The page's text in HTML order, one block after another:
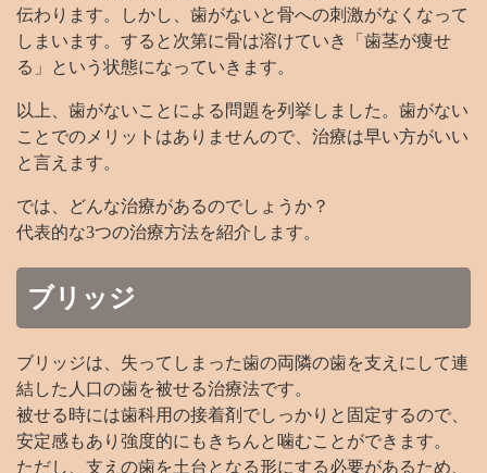
伝わります。しかし、歯がないと骨への刺激がなくなって
しまいます。すると次第に骨は溶けていき「歯茎が痩せ
る」という状態になっていきます。
以上、歯がないことによる問題を列挙しました。歯がない
ことでのメリットはありませんので、治療は早い方がいい
と言えます。
では、どんな治療があるのでしょうか？
代表的な3つの治療方法を紹介します。
ブリッジ
ブリッジは、失ってしまった歯の両隣の歯を支えにして連
結した人口の歯を被せる治療法です。
被せる時には歯科用の接着剤でしっかりと固定するので、
安定感もあり強度的にもきちんと噛むことができます。
ただし、支えの歯を土台となる形にする必要があるため、